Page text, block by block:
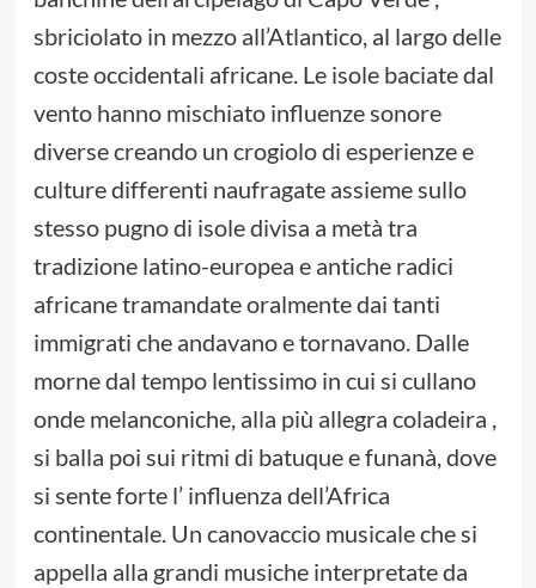
sbriciolato in mezzo all’Atlantico, al largo delle
coste occidentali africane. Le isole baciate dal
vento hanno mischiato influenze sonore
diverse creando un crogiolo di esperienze e
culture differenti naufragate assieme sullo
stesso pugno di isole divisa a metà tra
tradizione latino-europea e antiche radici
africane tramandate oralmente dai tanti
immigrati che andavano e tornavano. Dalle
morne dal tempo lentissimo in cui si cullano
onde melanconiche, alla più allegra coladeira ,
si balla poi sui ritmi di batuque e funanà, dove
si sente forte l’ influenza dell’Africa
continentale. Un canovaccio musicale che si
appella alla grandi musiche interpretate da